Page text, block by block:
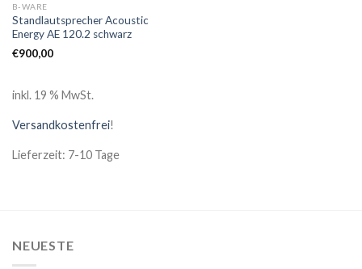
B-WARE
Standlautsprecher Acoustic
Energy AE 120.2 schwarz
€900,00
inkl. 19 % MwSt.
Versandkostenfrei!
Lieferzeit: 7-10 Tage
NEUESTE